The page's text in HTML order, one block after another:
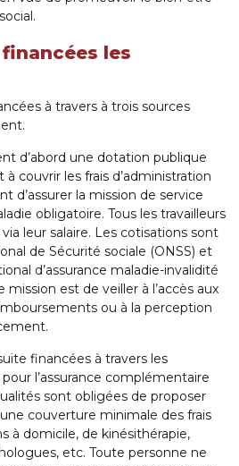
les
à travers à trois sources
d’abord une dotation publique
couvrir les frais d’administration
d’assurer la mission de service
obligatoire. Tous les travailleurs
leur salaire. Les cotisations sont
de Sécurité sociale (ONSS) et
d’assurance maladie-invalidité
mission est de veiller à l’accès aux
ou à la perception
financées à travers les
l’assurance complémentaire
sont obligées de proposer
couverture minimale des frais
à domicile, de kinésithérapie,
etc. Toute personne ne